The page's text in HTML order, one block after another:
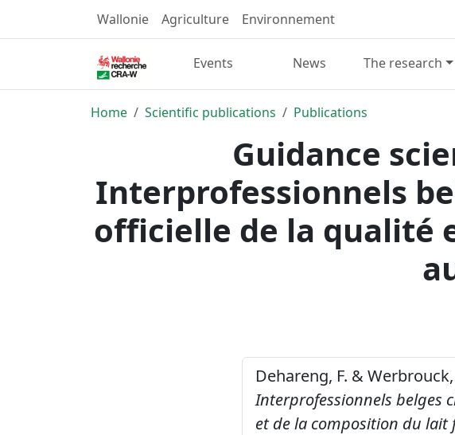
Wallonie Agriculture Environnement
Events News The research
Home Scientific publications Publications
Guidance
Interprofessionnels
officielle de la qualité
Dehareng, F. &
Interprofessionnels belges
et de la composition du lait